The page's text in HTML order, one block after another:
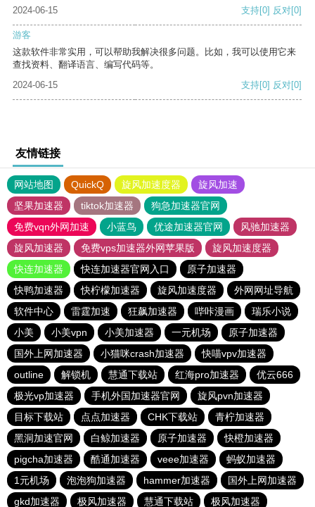
2024-06-15 支持[0] 反对[0]
游客
这款软件非常实用，可以帮助我解决很多问题。比如，我可以使用它来
查找资料、翻译语言、编写代码等。
2024-06-15
支持[0] 反对[0]
友情链接
网站地图 QuickQ 旋风加速度器
旋风加速
坚果加速器
tiktok加速器
狗急加速器官网
免费vqn外网加速
小蓝鸟 优途加速器官网
风驰加速器
旋风加速器
免费vps加速器外网苹果版
旋风加速度器
快连加速器
快连加速器官网入口
原子加速器
快鸭加速器
快柠檬加速器 旋风加速度器
外网网址导航
软件中心
雷霆加速 狂飙加速器 哔咔漫画
瑞乐小说
小美
小美vpn 小美加速器 一元机场
原子加速器
国外上网加速器
小猫咪crash加速器
快喵vpv加速器
outline
解锁机 慧通下载站 红海pro加速器
优云666
极光vp加速器
手机外国加速器官网
旋风pvn加速器
目标下载站
点点加速器 CHK下载站
青柠加速器
黑洞加速官网
白鲸加速器 原子加速器
快橙加速器
pigcha加速器
酷通加速器 veee加速器
蚂蚁加速器
1元机场
泡泡狗加速器 hammer加速器
国外上网加速器
gkd加速器
极风加速器 慧通下载站 极风加速器